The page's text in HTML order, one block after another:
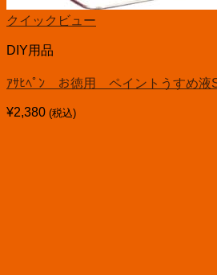
クイックビュー
DIY用品
ｱｻﾋﾍﾟﾝ お徳用 ペイントうすめ
¥2,380 (税込)